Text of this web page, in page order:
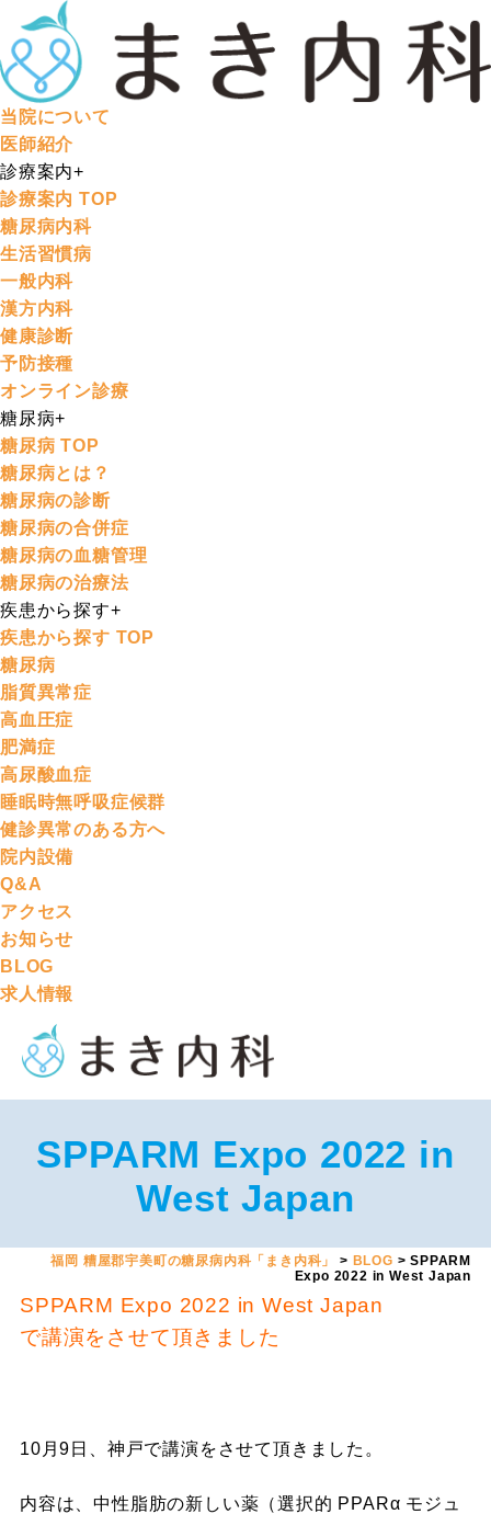
当院について
医師紹介
診療案内+
診療案内 TOP
糖尿病内科
生活習慣病
一般内科
漢方内科
健康診断
予防接種
オンライン診療
糖尿病+
糖尿病 TOP
糖尿病とは？
糖尿病の診断
糖尿病の合併症
糖尿病の血糖管理
糖尿病の治療法
疾患から探す+
疾患から探す TOP
糖尿病
脂質異常症
高血圧症
肥満症
高尿酸血症
睡眠時無呼吸症候群
健診異常のある方へ
院内設備
Q&A
アクセス
お知らせ
BLOG
求人情報
SPPARM Expo 2022 in
West Japan
福岡 糟屋郡宇美町の糖尿病内科「まき内科」 > BLOG >SPPARM
Expo 2022 in West Japan
SPPARM Expo 2022 in West Japan
で講演をさせて頂きました
10月9日、神戸で講演をさせて頂きました。
内容は、中性脂肪の新しい薬（選択的 PPARα モジュ